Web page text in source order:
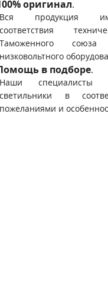
оригинал.
Вся продукция
соответствия
Таможенного
низковольтного
в подборе.
Наши специалисты
светильники в
пожеланиями и